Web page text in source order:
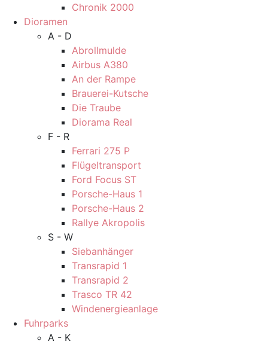
Chronik 2000
Dioramen
A - D
Abrollmulde
Airbus A380
An der Rampe
Brauerei-Kutsche
Die Traube
Diorama Real
F - R
Ferrari 275 P
Flügeltransport
Ford Focus ST
Porsche-Haus 1
Porsche-Haus 2
Rallye Akropolis
S - W
Siebanhänger
Transrapid 1
Transrapid 2
Trasco TR 42
Windenergieanlage
Fuhrparks
A - K